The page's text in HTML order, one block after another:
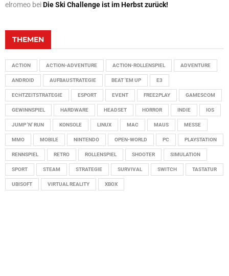
elromeo beiDie Ski Challenge ist im Herbst zurück!
THEMEN
ACTION ACTION-ADVENTURE ACTION-ROLLENSPIEL ADVENTURE
ANDROID AUFBAUSTRATEGIE BEAT 'EM UP E3
ECHTZEITSTRATEGIE ESPORT EVENT FREE2PLAY GAMESCOM
GEWINNSPIEL HARDWARE HEADSET HORROR INDIE IOS
JUMP 'N' RUN KONSOLE LINUX MAC MAUS MESSE
MMO MOBILE NINTENDO OPEN-WORLD PC PLAYSTATION
RENNSPIEL RETRO ROLLENSPIEL SHOOTER SIMULATION
SPORT STEAM STRATEGIE SURVIVAL SWITCH TASTATUR
UBISOFT VIRTUAL REALITY XBOX